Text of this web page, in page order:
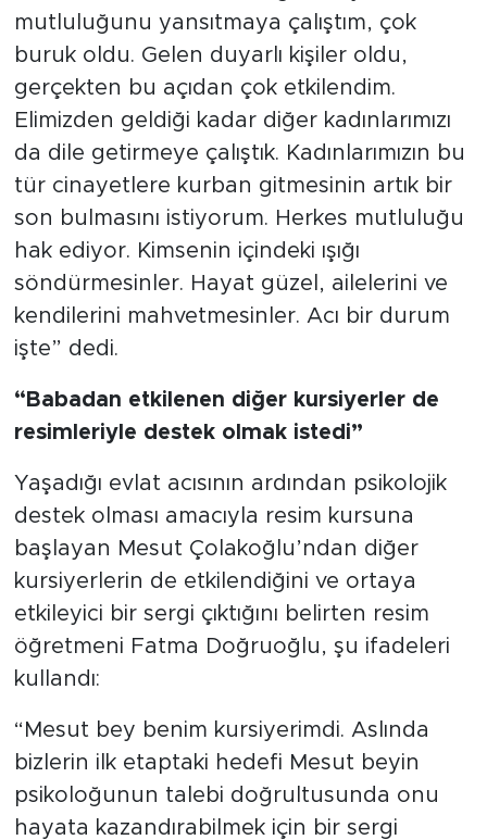
mutluluğunu yansıtmaya çalıştım, çok
buruk oldu. Gelen duyarlı kişiler oldu,
gerçekten bu açıdan çok etkilendim.
Elimizden geldiği kadar diğer kadınlarımızı
da dile getirmeye çalıştık. Kadınlarımızın bu
tür cinayetlere kurban gitmesinin artık bir
son bulmasını istiyorum. Herkes mutluluğu
hak ediyor. Kimsenin içindeki ışığı
söndürmesinler. Hayat güzel, ailelerini ve
kendilerini mahvetmesinler. Acı bir durum
işte” dedi.
“Babadan etkilenen diğer kursiyerler de
resimleriyle destek olmak istedi”
Yaşadığı evlat acısının ardından psikolojik
destek olması amacıyla resim kursuna
başlayan Mesut Çolakoğlu’ndan diğer
kursiyerlerin de etkilendiğini ve ortaya
etkileyici bir sergi çıktığını belirten resim
öğretmeni Fatma Doğruoğlu, şu ifadeleri
kullandı:
“Mesut bey benim kursiyerimdi. Aslında
bizlerin ilk etaptaki hedefi Mesut beyin
psikoloğunun talebi doğrultusunda onu
hayata kazandırabilmek için bir sergi